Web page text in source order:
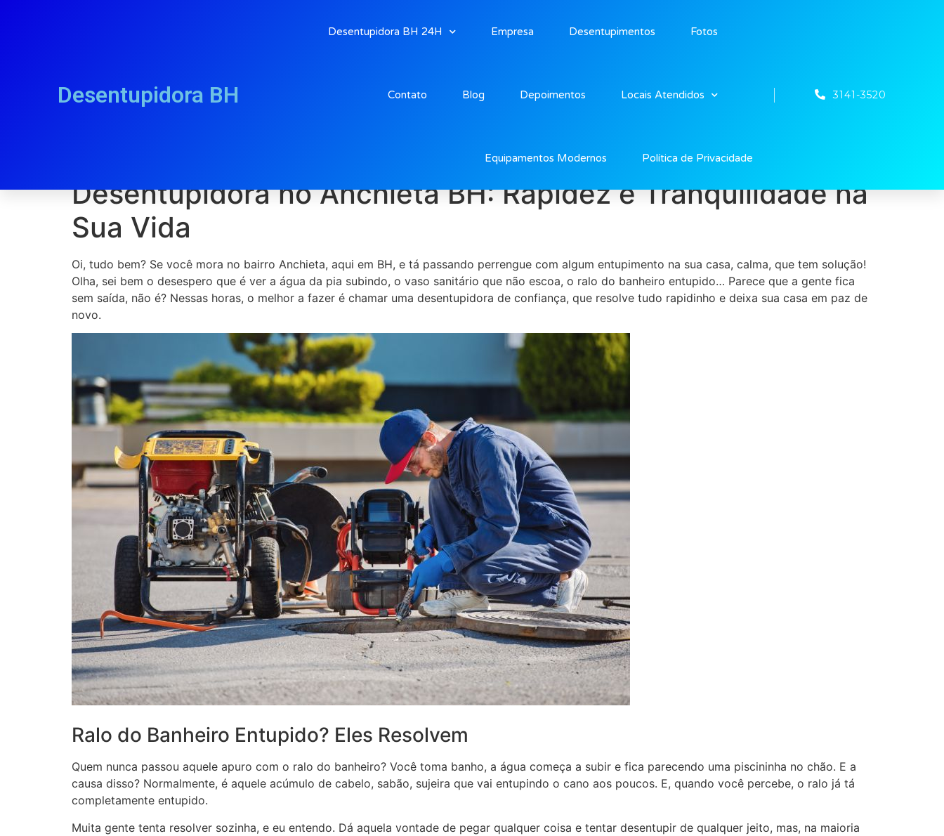
Desentupidora BH
Desentupidora BH 24H Empresa Desentupimentos Fotos
Contato Blog Depoimentos Locais Atendidos
Equipamentos Modernos Política de Privacidade
3141-3520
Desentupidora no Anchieta BH: Rapidez e Tranquilidade na
Sua Vida
Oi, tudo bem? Se você mora no bairro Anchieta, aqui em BH, e tá passando perrengue com algum entupimento na sua casa, calma, que tem solução!
Olha, sei bem o desespero que é ver a água da pia subindo, o vaso sanitário que não escoa, o ralo do banheiro entupido… Parece que a gente fica
sem saída, não é? Nessas horas, o melhor a fazer é chamar uma desentupidora de confiança, que resolve tudo rapidinho e deixa sua casa em paz de
novo.
Ralo do Banheiro Entupido? Eles Resolvem
Quem nunca passou aquele apuro com o ralo do banheiro? Você toma banho, a água começa a subir e fica parecendo uma piscininha no chão. E a
causa disso? Normalmente, é aquele acúmulo de cabelo, sabão, sujeira que vai entupindo o cano aos poucos. E, quando você percebe, o ralo já tá
completamente entupido.
Muita gente tenta resolver sozinha, e eu entendo. Dá aquela vontade de pegar qualquer coisa e tentar desentupir de qualquer jeito, mas, na maioria